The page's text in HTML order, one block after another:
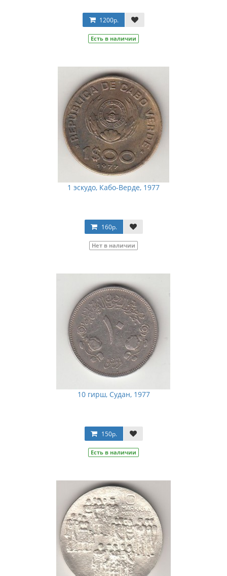
1200р.
Есть в наличии
1 эскудо, Кабо-Верде, 1977
160р.
Нет в наличии
10 гирш, Судан, 1977
150р.
Есть в наличии